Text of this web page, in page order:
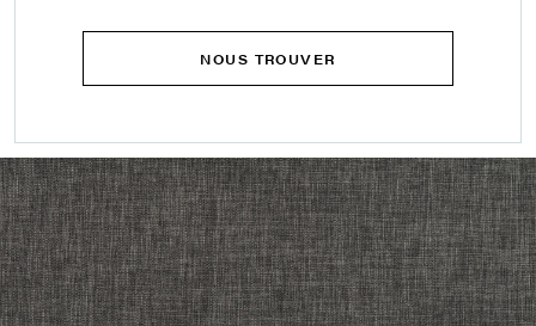
NOUS TROUVER